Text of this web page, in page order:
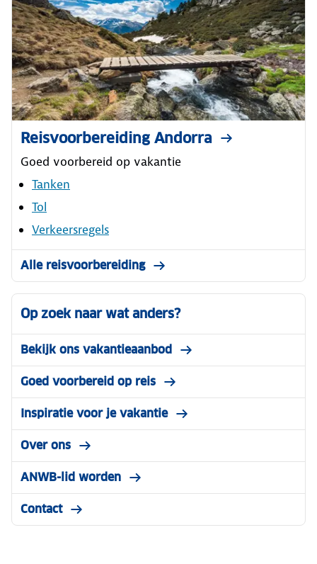
Reisvoorbereiding Andorra
Goed voorbereid op vakantie
Tanken
Tol
Verkeersregels
Alle reisvoorbereiding
Op zoek naar wat anders?
Bekijk ons vakantieaanbod
Goed voorbereid op reis
Inspiratie voor je vakantie
Over ons
ANWB-lid worden
Contact